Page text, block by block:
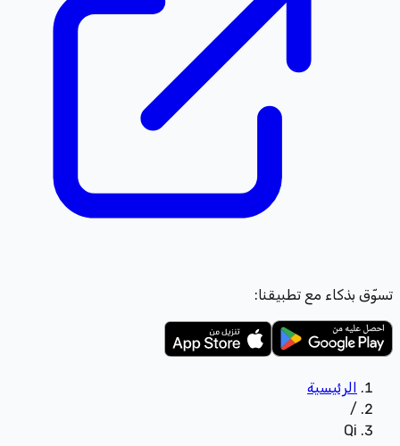
تسوّق بذكاء مع تطبيقنا:
الرئيسية
/
Qi